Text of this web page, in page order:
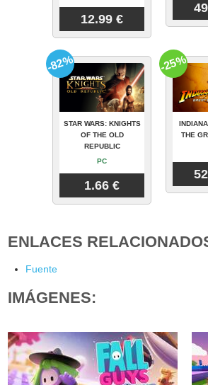
12.99 €
STAR WARS: KNIGHTS
OF THE OLD
REPUBLIC
PC
1.66 €
-82%
THE
-25%
ENLACES
Fuente
IMÁGENES: